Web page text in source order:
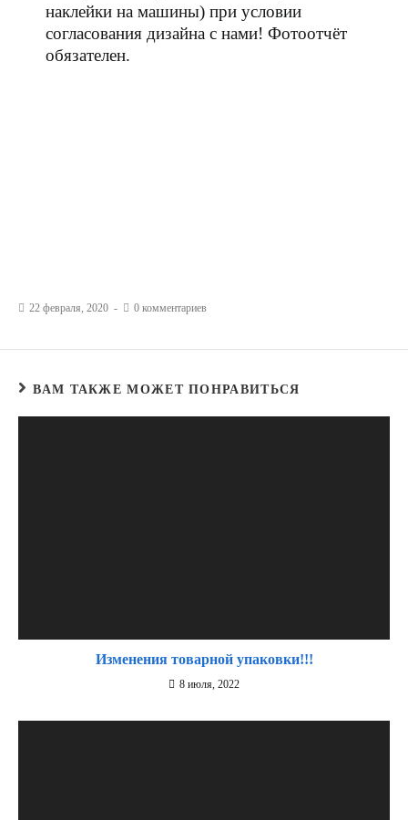
наклейки на машины) при условии
согласования дизайна с нами! Фотоотчёт
обязателен.
22 февраля, 2020 0 комментариев
ВАМ ТАКЖЕ МОЖЕТ ПОНРАВИТЬСЯ
Изменения товарной упаковки!!!
8 июля, 2022